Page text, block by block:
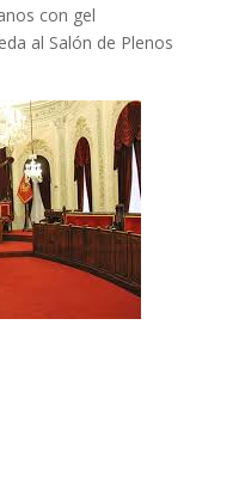
con gel
al Salón de Plenos